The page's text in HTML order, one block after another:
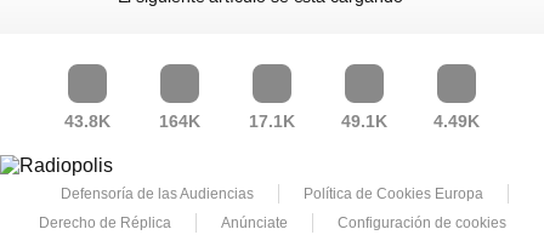
43.8K 164K 17.1K 49.1K 4.49K
Defensoría de las Audiencias
Política de Cookies Europa
Derecho de Réplica
Anúnciate
Configuración de cookies